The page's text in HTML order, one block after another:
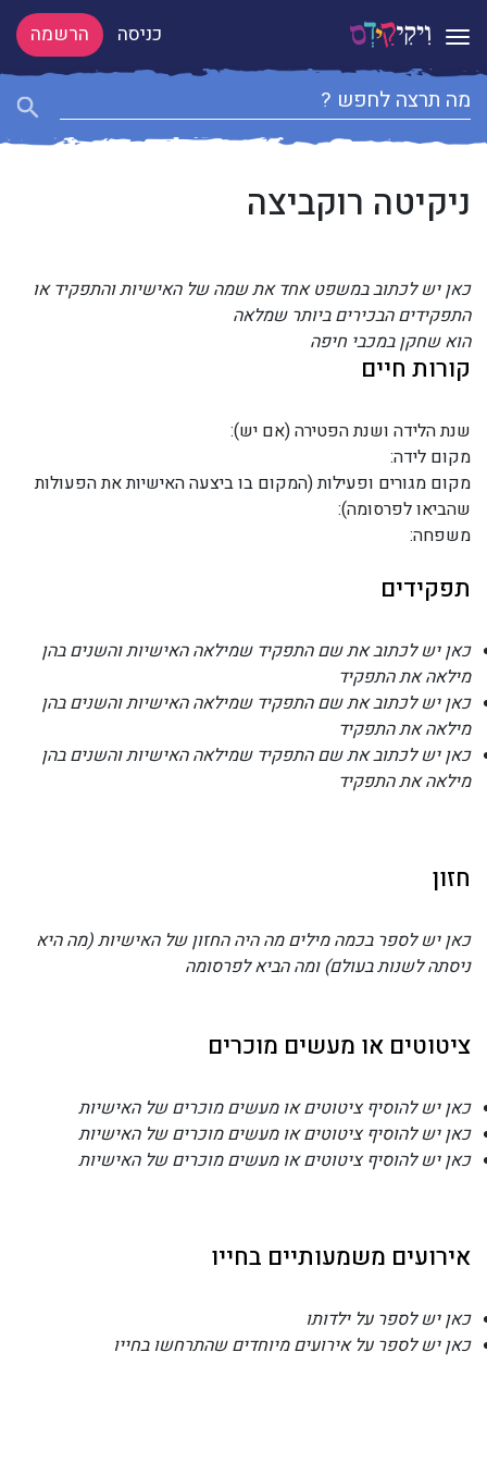
Toggle navigation כניסה הרשמה
ניקיטה רוקביצה
כאן יש לכתוב במשפט אחד את שמה של האישיות והתפקיד או
התפקידים הבכירים ביותר שמלאה
הוא שחקן במכבי חיפה
קורות חיים
שנת הלידה ושנת הפטירה (אם יש):
מקום לידה:
מקום מגורים ופעילות (המקום בו ביצעה האישיות את הפעולות
שהביאו לפרסומה):
משפחה:
תפקידים
כאן יש לכתוב את שם התפקיד שמילאה האישיות והשנים בהן
מילאה את התפקיד
כאן יש לכתוב את שם התפקיד שמילאה האישיות והשנים בהן
מילאה את התפקיד
כאן יש לכתוב את שם התפקיד שמילאה האישיות והשנים בהן
מילאה את התפקיד
חזון
כאן יש לספר בכמה מילים מה היה החזון של האישיות (מה היא
ניסתה לשנות בעולם) ומה הביא לפרסומה
ציטוטים או מעשים מוכרים
כאן יש להוסיף ציטוטים או מעשים מוכרים של האישיות
כאן יש להוסיף ציטוטים או מעשים מוכרים של האישיות
כאן יש להוסיף ציטוטים או מעשים מוכרים של האישיות
אירועים משמעותיים בחייו
כאן יש לספר על ילדותו
כאן יש לספר על אירועים מיוחדים שהתרחשו בחייו